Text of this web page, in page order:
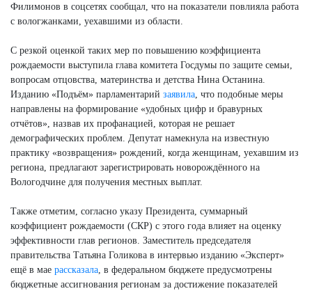
Филимонов в соцсетях сообщал, что на показатели повлияла работа
с вологжанками, уехавшими из области.
С резкой оценкой таких мер по повышению коэффициента
рождаемости выступила глава комитета Госдумы по защите семьи,
вопросам отцовства, материнства и детства Нина Останина.
Изданию «Подъём» парламентарий заявила , что подобные меры
направлены на формирование «удобных цифр и бравурных
отчётов», назвав их профанацией, которая не решает
демографических проблем. Депутат намекнула на известную
практику «возвращения» рождений, когда женщинам, уехавшим из
региона, предлагают зарегистрировать новорождённого на
Вологодчине для получения местных выплат.
Также отметим, согласно указу Президента, суммарный
коэффициент рождаемости (СКР) с этого года влияет на оценку
эффективности глав регионов. Заместитель председателя
правительства Татьяна Голикова в интервью изданию «Эксперт»
ещё в мае рассказала , в федеральном бюджете предусмотрены
бюджетные ассигнования регионам за достижение показателей